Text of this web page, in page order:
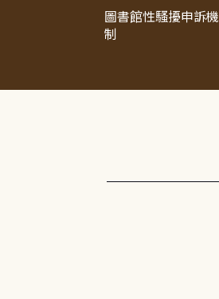
圖書館性騷擾申訴機
制